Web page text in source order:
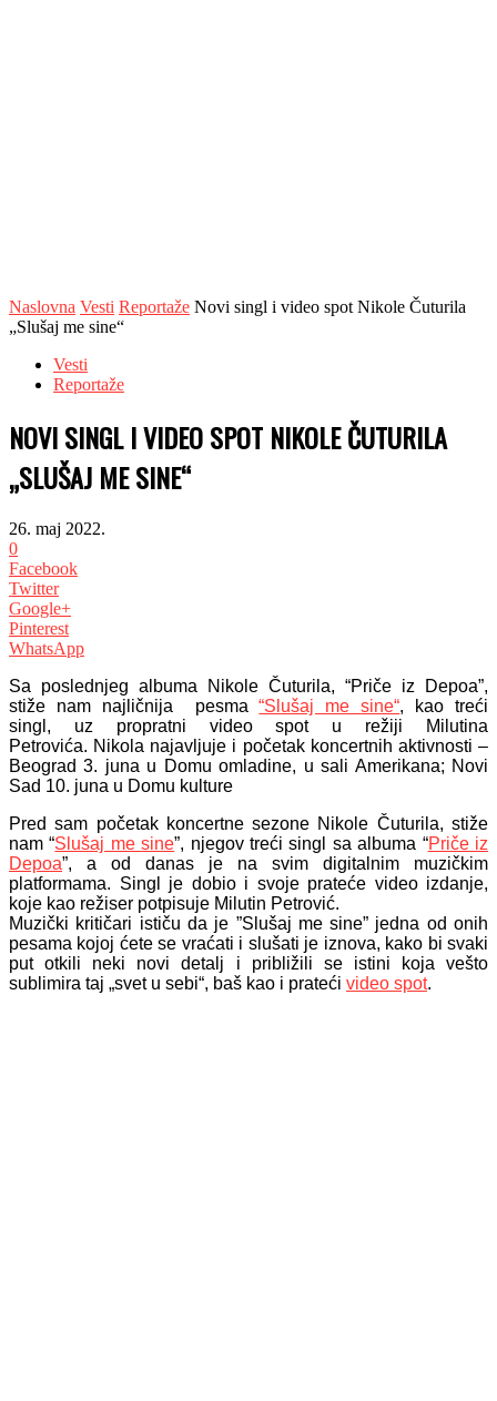
Naslovna Vesti Reportaže Novi singl i video spot Nikole Čuturila
„Slušaj me sine“
Vesti
Reportaže
NOVI SINGL I VIDEO SPOT NIKOLE ČUTURILA
„SLUŠAJ ME SINE“
26. maj 2022.
0
Facebook
Twitter
Google+
Pinterest
WhatsApp
Sa poslednjeg albuma Nikole Čuturila, “Priče iz Depoa”,
stiže nam najličnija pesma“Slušaj me sine“, kao treći
singl, uz propratni video spot u režiji Milutina
Petrovića. Nikola najavljuje i početak koncertnih aktivnosti –
Beograd 3. juna u Domu omladine, u sali Amerikana; Novi
Sad 10. juna u Domu kulture
Pred sam početak koncertne sezone Nikole Čuturila, stiže
nam “Slušaj me sine”, njegov treći singl sa albuma “Priče iz
Depoa”, a od danas je na svim digitalnim muzičkim
platformama. Singl je dobio i svoje prateće video izdanje,
koje kao režiser potpisuje Milutin Petrović.
Muzički kritičari ističu da je ”Slušaj me sine” jedna od onih
pesama kojoj ćete se vraćati i slušati je iznova, kako bi svaki
put otkili neki novi detalj i približili se istini koja vešto
sublimira taj „svet u sebi“, baš kao i prateći video spot.